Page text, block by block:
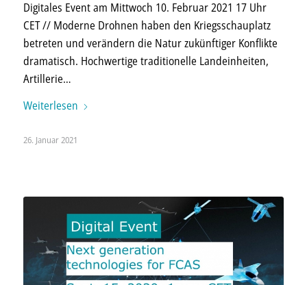
Digitales Event am Mittwoch 10. Februar 2021 17 Uhr
CET // Moderne Drohnen haben den Kriegs­schau­platz
betreten und verändern die Natur zukünftiger Konflikte
dramatisch. Hoch­wertige tradi­tionelle Landein­heiten,
Artillerie…
Weiterlesen
26. Januar 2021